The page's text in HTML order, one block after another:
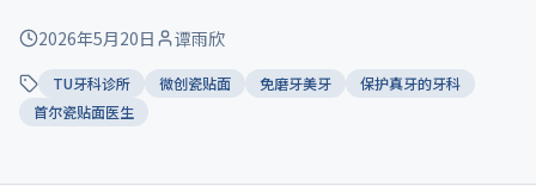
2026年5月20日 谭雨欣
TU牙科诊所 微创瓷贴面 免磨牙美牙
保护真牙的牙科
首尔瓷贴面医生